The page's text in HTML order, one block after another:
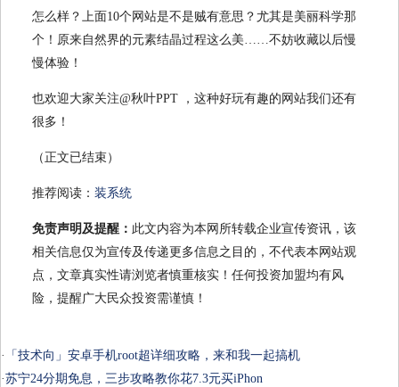
怎么样？上面10个网站是不是贼有意思？尤其是美丽科学那
个！原来自然界的元素结晶过程这么美……不妨收藏以后慢
慢体验！
也欢迎大家关注@秋叶PPT ，这种好玩有趣的网站我们还有
很多！
（正文已结束）
推荐阅读： 装系统
免责声明及提醒： 此文内容为本网所转载企业宣传资讯，该
相关信息仅为宣传及传递更多信息之目的，不代表本网站观
点，文章真实性请浏览者慎重核实！任何投资加盟均有风
险，提醒广大民众投资需谨慎！
·
「技术向」安卓手机root超详细攻略，来和我一起搞机
·苏宁24分期免息，三步攻略教你花7.3元买iPhon